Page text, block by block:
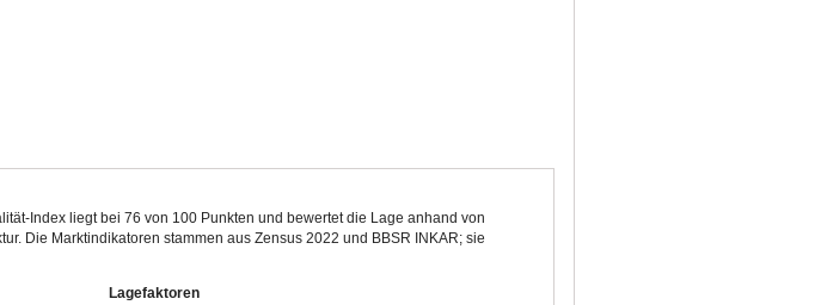
Index liegt bei 76 von 100 Punkten und bewertet die Lage anhand von
Die Marktindikatoren stammen aus Zensus 2022 und BBSR INKAR; sie
Lagefaktoren